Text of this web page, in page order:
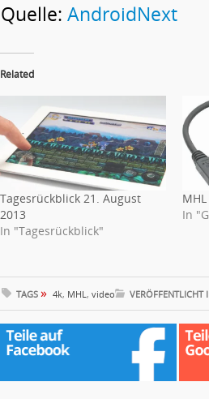
Quelle: AndroidNext
Related
Tagesrückblick 21. August
2013
In "Tagesrückblick"
In
TAGS » 4k, MHL , video VERÖFFENTLICHT